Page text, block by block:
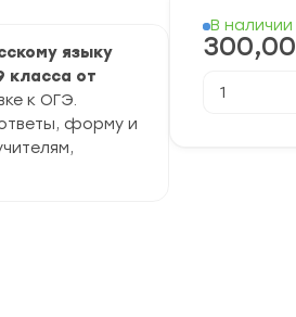
языку
класса от
к ОГЭ.
форму и
В наличии
300,00
товара